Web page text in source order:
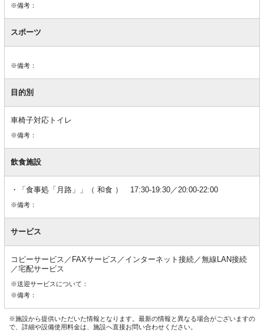
※備考：
スポーツ
※備考：
目的別
車椅子対応トイレ
※備考：
飲食施設
「食事処「月路」」（ 和食 ） 17:30-19:30／20:00-22:00
※備考：
サービス
コピーサービス／FAXサービス／インターネット接続／無線LAN接続
／宅配サービス
※送迎サービスについて：
※備考：
※施設から提供いただいた情報となります。最新の情報と異なる場合がございますの
で、詳細や設備使用料金は、施設へ直接お問い合わせください。